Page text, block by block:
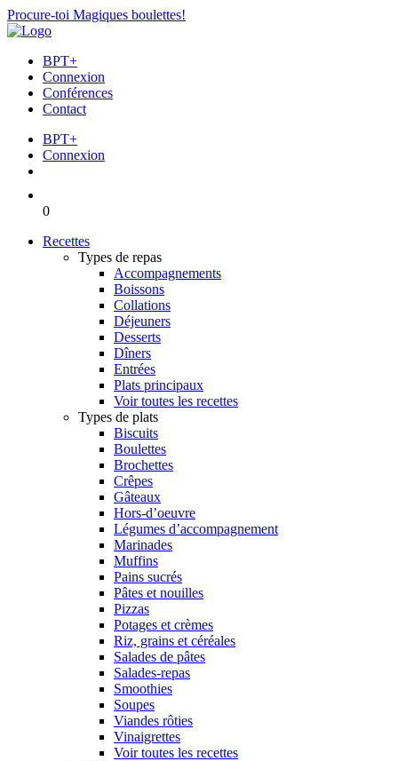
Procure-toi Magiques boulettes!
BPT+
Connexion
Conférences
Contact
BPT+
Connexion
0
Recettes
Types de repas
Accompagnements
Boissons
Collations
Déjeuners
Desserts
Dîners
Entrées
Plats principaux
Voir toutes les recettes
Types de plats
Biscuits
Boulettes
Brochettes
Crêpes
Gâteaux
Hors-d’oeuvre
Légumes d’accompagnement
Marinades
Muffins
Pains sucrés
Pâtes et nouilles
Pizzas
Potages et crèmes
Riz, grains et céréales
Salades de pâtes
Salades-repas
Smoothies
Soupes
Viandes rôties
Vinaigrettes
Voir toutes les recettes